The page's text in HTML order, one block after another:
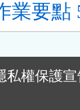
業要點
私權保護